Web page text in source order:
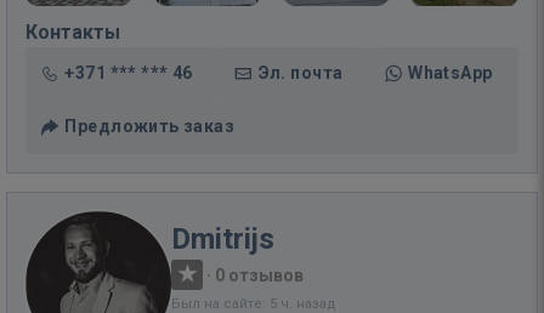
Контакты
+371 *** *** 46 Эл. почта WhatsApp
Предложить заказ
Dmitrijs
· 0 отзывов
Был на сайте: 5 ч. назад